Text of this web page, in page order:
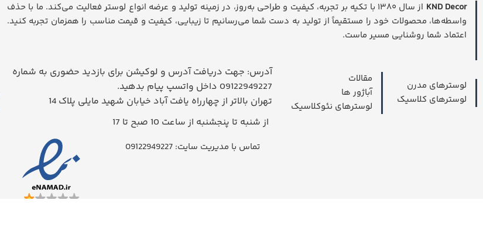
KND Decor
از سال ۱۳۸۰ با تکیه بر تجربه، کیفیت و طراحی به‌روز، در زمینه تولید و عرضه انواع لوستر فعالیت می‌کند. ما با حذف
واسطه‌ها، محصولات خود را مستقیماً از تولید به دست شما می‌رسانیم تا زیبایی، کیفیت و قیمت مناسب را همزمان تجربه کنید.
اعتماد شما روشنایی مسیر ماست.
لوسترهای مدرن
لوسترهای کلاسیک
مقالات
آباژور ها
لوسترهای نئوکلاسیک
آدرس: جهت دریافت آدرس و لوکیشن برای بازدید حضوری به شماره
09122949227 داخل واتسپ پیام بدهید.
تهران بالاتر از چهارراه یافت آباد خیابان شهید مایلی پلاک 14
از شنبه تا پنجشنبه از ساعت 10 صبح تا 17
تماس با مدیریت سایت: 09122949227